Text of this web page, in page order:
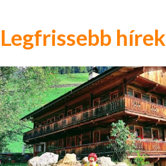
Legfrissebb hírek